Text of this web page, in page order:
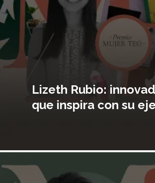
Lizeth Rubio:
que inspira con su
principal